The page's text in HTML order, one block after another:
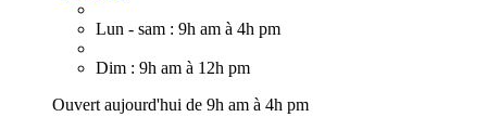
Lun - sam : 9h am à 4h pm
Dim : 9h am à 12h pm
Ouvert aujourd'hui de 9h am à 4h pm